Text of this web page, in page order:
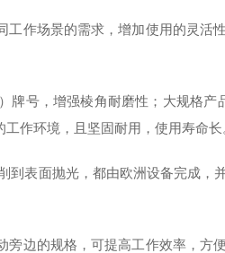
作场景的需求，增加使用的灵活
号，增强棱角耐磨性；大规格产
作环境，且坚固耐用，使用寿命长
到表面抛光，都由欧洲设备完成，
边的规格，可提高工作效率，方